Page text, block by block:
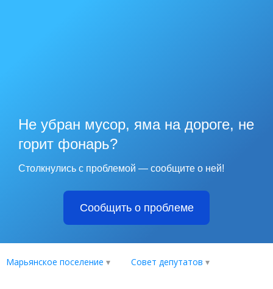
Не убран мусор, яма на дороге, не
горит фонарь?
Столкнулись с проблемой — сообщите о ней!
Сообщить о проблеме
Марьянское поселение Совет депутатов